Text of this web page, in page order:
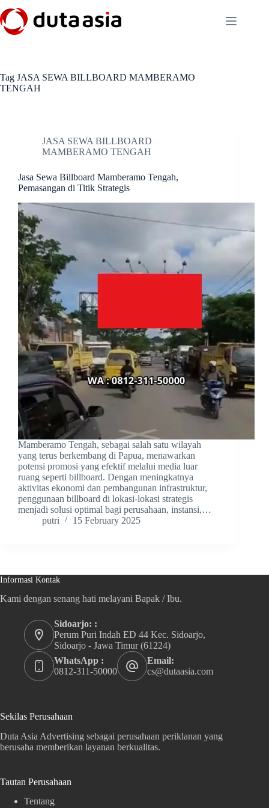
to
content
Tag JASA SEWA BILLBOARD MAMBERAMO
TENGAH
JASA SEWA BILLBOARD
MAMBERAMO TENGAH
Jasa Sewa Billboard Mamberamo Tengah,
Pemasangan di Titik Strategis
Mamberamo Tengah, sebagai salah satu wilayah
yang terus berkembang di Papua, menawarkan
potensi promosi yang efektif melalui media luar
ruang seperti billboard. Dengan meningkatnya
aktivitas ekonomi dan pembangunan infrastruktur,
penggunaan billboard di lokasi-lokasi strategis
menjadi solusi optimal bagi perusahaan, instansi,…
putri
15 February 2025
Informasi Kontak
Kami dengan senang hati melayani Bapak / Ibu.
Sidoarjo: :
Perum Puri Indah ED 44 Kec. Sidoarjo,
Sidoarjo - Jawa Timur (61224)
WhatsApp :
0812-311-50000
Email:
cs@dutaasia.com
Sekilas Perusahaan
Duta Asia Advertising sebagai perusahaan periklanan yang
berusaha memberikan layanan berkualitas.
Tautan Perusahaan
Tentang